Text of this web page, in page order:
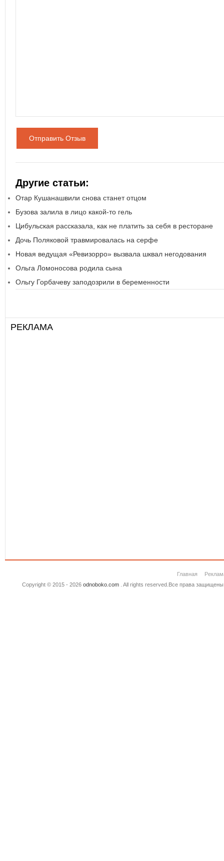
Отправить Отзыв
Другие статьи:
Отар Кушанашвили снова станет отцом
Бузова залила в лицо какой-то гель
Цибульская рассказала, как не платить за себя в ресторане
Дочь Поляковой травмировалась на серфе
Новая ведущая «Ревизорро» вызвала шквал негодования
Ольга Ломоносова родила сына
Ольгу Горбачеву заподозрили в беременности
РЕКЛАМА
Главная
Copyright © 2015 - 2026 odnoboko.com. All rights reserved.Все права защищены.